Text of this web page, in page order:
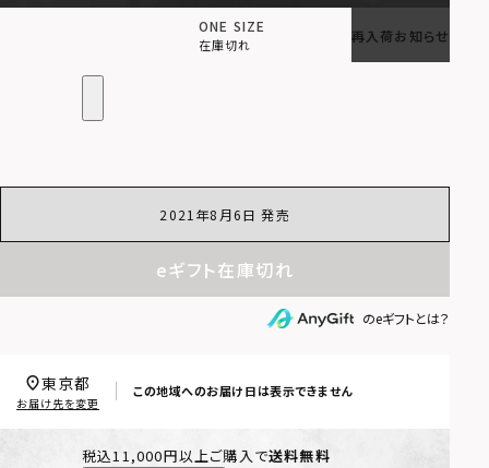
ONE SIZE
在庫切れ
再入荷お知らせ
2021年8月6日 発売
eギフト在庫切れ
のeギフトとは？
この地域へのお届け日は表示できません
東京都
お届け先を変更
税込11,000円以上ご購入で送料無料